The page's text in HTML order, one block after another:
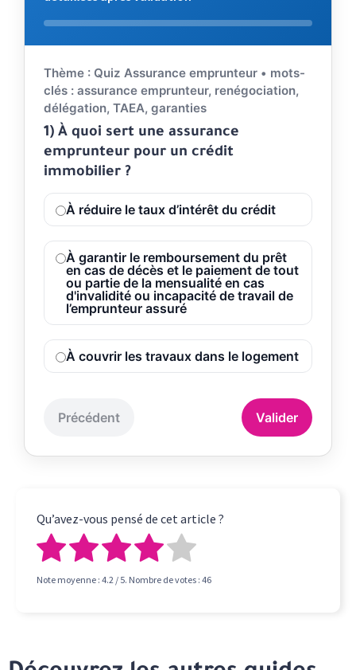
Répondez aux questions. Validez votre choix pour
Thème : Quiz Assurance emprunteur • mots-
clés : assurance emprunteur, renégociation,
délégation, TAEA, garanties
1) À quoi sert une assurance
emprunteur pour un crédit
immobilier ?
À réduire le taux d’intérêt du crédit
À garantir le remboursement du prêt
en cas de décès et le paiement de tout
ou partie de la mensualité en cas
d'invalidité ou incapacité de travail de
l’emprunteur assuré
À couvrir les travaux dans le logement
Précédent Valider
Qu’avez-vous pensé de cet article ?
Note moyenne : 4.2 / 5. Nombre de votes : 46